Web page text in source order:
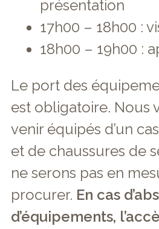
présentation
17h00 – 18h00 :
18h00 – 19h00 :
Le port des
est obligatoire. Nous
venir équipés d’un
et de chaussures de
ne serons pas en
procurer. En cas
d’équipements,